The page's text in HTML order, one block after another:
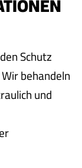
Schutz
behandeln
und